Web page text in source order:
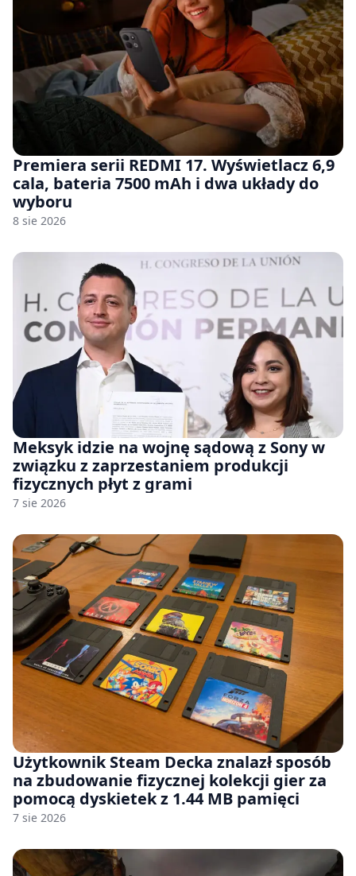
Premiera serii REDMI 17. Wyświetlacz 6,9
cala, bateria 7500 mAh i dwa układy do
wyboru
8 sie 2026
Meksyk idzie na wojnę sądową z Sony w
związku z zaprzestaniem produkcji
fizycznych płyt z grami
7 sie 2026
Użytkownik Steam Decka znalazł sposób
na zbudowanie fizycznej kolekcji gier za
pomocą dyskietek z 1.44 MB pamięci
7 sie 2026